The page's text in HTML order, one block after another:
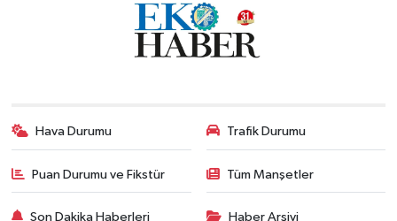
Hava Durumu Trafik Durumu
Puan Durumu ve Fikstür Tüm Manşetler
Son Dakika Haberleri Haber Arşivi